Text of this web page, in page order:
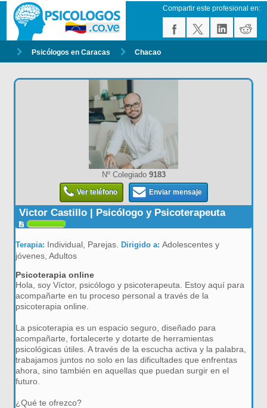
Compartir este profesional en:
Psicólogos en Caracas Chacao
Nº Colegiado 9183
Ver teléfono Enviar mensaje
Victor Castillo | Psicólogo y Psicoterapeuta
Terapia: Individual, Parejas.Dirigido a:Adolescentes y
jóvenes, Adultos
Psicoterapia online
Hola, soy Víctor, psicólogo y psicoterapeuta. Estoy aquí para
acompañarte en tu proceso personal a través de la
psicoterapia online.
La psicoterapia es un espacio seguro, diseñado para
acompañarte, fortalecerte y dotarte de herramientas
psicológicas útiles. A través de la escucha activa y la palabra,
trabajamos juntos no solo en las dificultades que enfrentas
ahora, sino también en aquellas que puedan surgir en el
futuro.
¿Qué te ofrezco?